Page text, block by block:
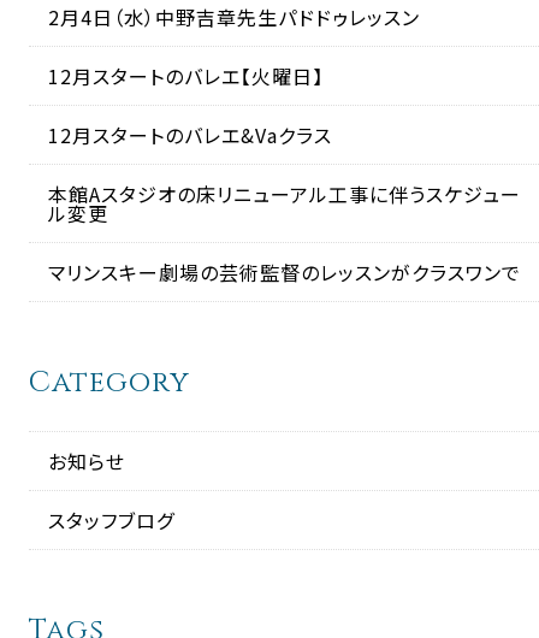
2月4日（水）中野吉章先生パドドゥレッスン
12月スタートのバレエ【火曜日】
12月スタートのバレエ&Vaクラス
本館Aスタジオの床リニューアル工事に伴うスケジュー
ル変更
マリンスキー劇場の芸術監督のレッスンがクラスワンで
Category
お知らせ
スタッフブログ